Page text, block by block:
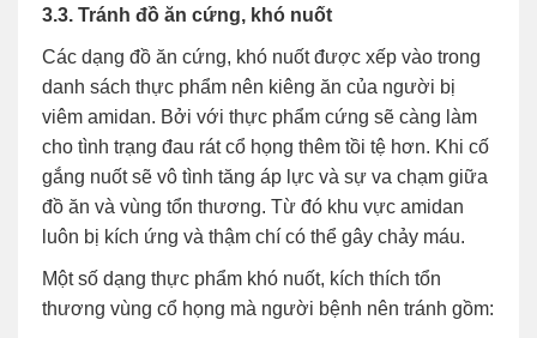
3.3. Tránh đồ ăn cứng, khó nuốt
Các dạng đồ ăn cứng, khó nuốt được xếp vào trong
danh sách thực phẩm nên kiêng ăn của người bị
viêm amidan. Bởi với thực phẩm cứng sẽ càng làm
cho tình trạng đau rát cổ họng thêm tồi tệ hơn. Khi cố
gắng nuốt sẽ vô tình tăng áp lực và sự va chạm giữa
đồ ăn và vùng tổn thương. Từ đó khu vực amidan
luôn bị kích ứng và thậm chí có thể gây chảy máu.
Một số dạng thực phẩm khó nuốt, kích thích tổn
thương vùng cổ họng mà người bệnh nên tránh gồm: